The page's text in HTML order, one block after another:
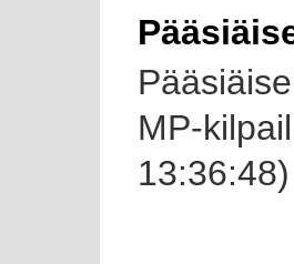
MP-
13:36:48)